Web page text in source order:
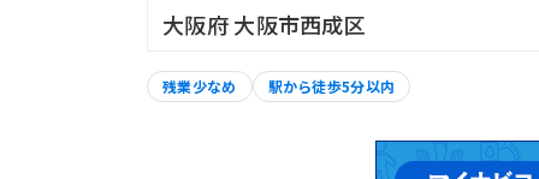
大阪府 大阪市西成区
残業少なめ 駅から徒歩5分以内